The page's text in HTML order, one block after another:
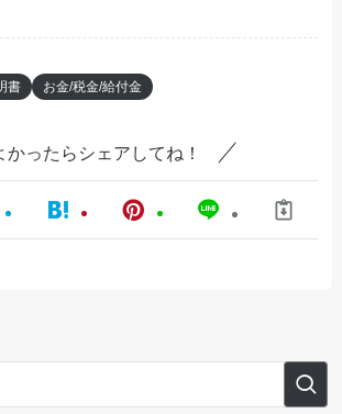
書 お金/税金/給付金
かったらシェアしてね！